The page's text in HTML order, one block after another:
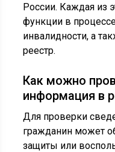
России. Каждая из
функции в
инвалидности, а
реестр.
Как можно
информация в
Для проверки
гражданин может
защиты или